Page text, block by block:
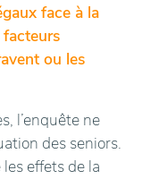
face à la
facteurs
ou les
l’enquête ne
des seniors.
effets de la